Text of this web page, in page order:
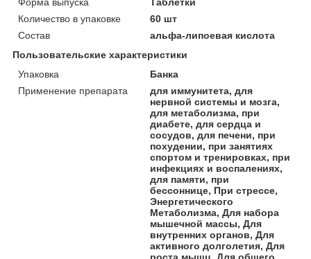
Количество в упаковке
60 шт
Состав
альфа-липоевая кислота
Пользовательские характеристики
Упаковка
Банка
Применение препарата
для иммунитета, для
нервной системы и мозга,
для метаболизма, при
диабете, для сердца и
сосудов, для печени, при
похудении, при занятиях
спортом и тренировках, при
инфекциях и воспалениях,
для памяти, при
бессоннице, При стрессе,
Энергетического
Метаболизма, Для набора
мышечной массы, Для
внутренних органов, Для
активного долголетия, Для
роста мышц, Для общего